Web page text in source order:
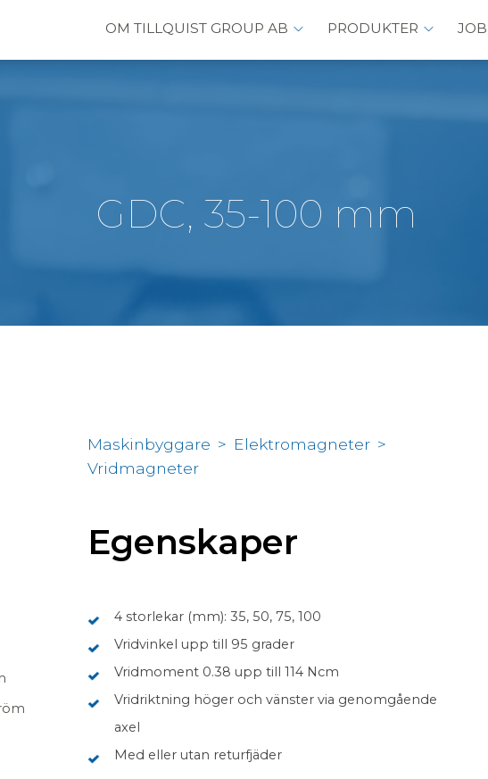
OM TILLQUIST GROUP AB PRODUKTER
GDC, 35-100 mm
Maskinbyggare > Elektromagneter >
Vridmagneter
Egenskaper
4 storlekar (mm): 35, 50, 75, 100
Vridvinkel upp till 95 grader
Vridmoment 0.38 upp till 114 Ncm
Vridriktning höger och vänster via genomgående
axel
Med eller utan returfjäder